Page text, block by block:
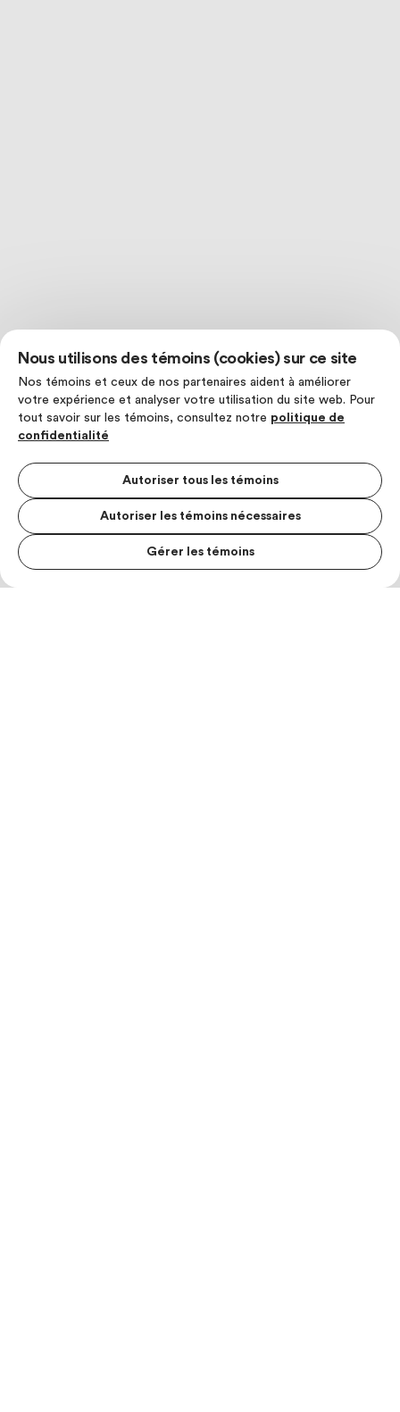
Nous utilisons des témoins (cookies) sur ce site
Nos témoins et ceux de nos partenaires aident à améliorer
votre expérience et analyser votre utilisation du site web. Pour
tout savoir sur les témoins, consultez notre politique de
confidentialité
Autoriser tous les témoins
Autoriser les témoins nécessaires
Gérer les témoins
MENU